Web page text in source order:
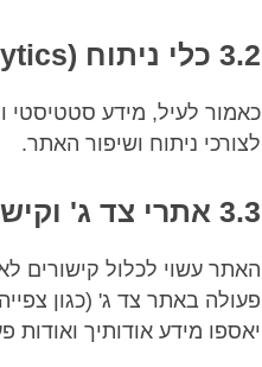
3.2 כלי ניתוח (Analytics)
כאמור לעיל, מידע סטטיסטי
לצורכי ניתוח ושיפור האתר.
3.3 אתרי צד ג' וקישורי הזמנה – מידע שנאסף מחוץ ל-Tsimer
האתר עשוי לכלול קישורים
פעולה באתר צד ג' (כגון
יאספו מידע אודותיך